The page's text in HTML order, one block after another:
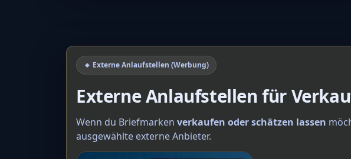
🔸 Externe Anlaufstellen (Werbung)
Externe Anlaufstellen für
Wenn du Briefmarken verkaufen oder schätzen lassen
ausgewählte externe Anbieter.